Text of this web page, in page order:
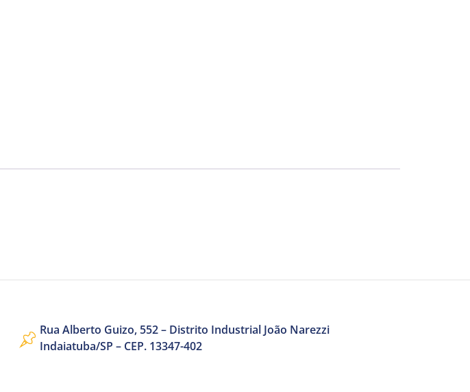
Rua Alberto Guizo, 552 – Distrito Industrial João Narezzi
Indaiatuba/SP – CEP. 13347-402